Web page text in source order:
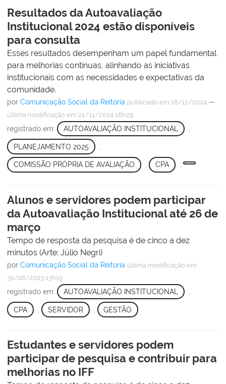
Resultados da Autoavaliação
Institucional 2024 estão disponíveis
para consulta
Esses resultados desempenham um papel fundamental
para melhorias contínuas, alinhando as iniciativas
institucionais com as necessidades e expectativas da
comunidade.
por Comunicação Social da Reitoria publicado em 18/11/2024 —
última modificação em 21/11/2024 16h29
registrado em: AUTOAVALIAÇÃO INSTITUCIONAL
PLANEJAMENTO 2025
COMISSÃO PRÓPRIA DE AVALIAÇÃO , CPA ,
Alunos e servidores podem participar
da Autoavaliação Institucional até 26 de
março
Tempo de resposta da pesquisa é de cinco a dez
minutos (Arte: Júlio Negri)
por Comunicação Social da Reitoria última modificação em
31/08/2023 13h15
registrado em: AUTOAVALIAÇÃO INSTITUCIONAL
CPA SERVIDOR GESTÃO
Estudantes e servidores podem
participar de pesquisa e contribuir para
melhorias no IFF